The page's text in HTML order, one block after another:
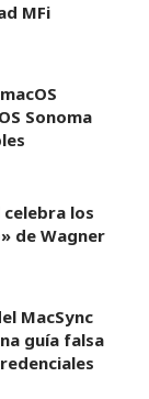
MFi
Sonoma
celebra los
de Wagner
MacSync
guía falsa